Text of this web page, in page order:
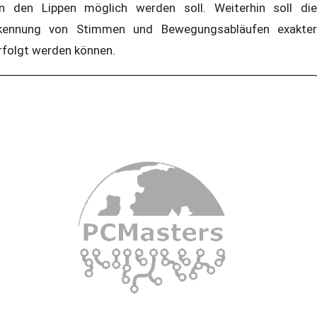
den Lippen möglich werden soll. Weiterhin soll die
von Stimmen und Bewegungsabläufen exakter
werden können.